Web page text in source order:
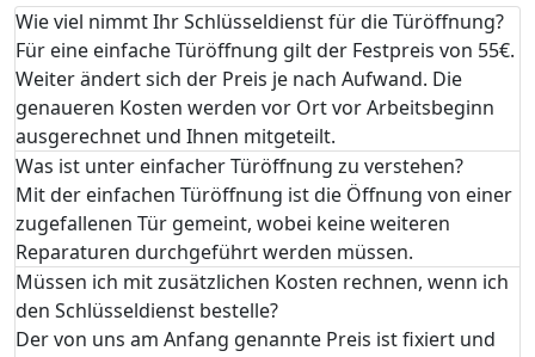
Wie viel nimmt Ihr Schlüsseldienst für die Türöffnung?
Für eine einfache Türöffnung gilt der Festpreis von 55€.
Weiter ändert sich der Preis je nach Aufwand. Die
genaueren Kosten werden vor Ort vor Arbeitsbeginn
ausgerechnet und Ihnen mitgeteilt.
Was ist unter einfacher Türöffnung zu verstehen?
Mit der einfachen Türöffnung ist die Öffnung von einer
zugefallenen Tür gemeint, wobei keine weiteren
Reparaturen durchgeführt werden müssen.
Müssen ich mit zusätzlichen Kosten rechnen, wenn ich
den Schlüsseldienst bestelle?
Der von uns am Anfang genannte Preis ist fixiert und